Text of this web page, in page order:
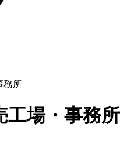
務所
工場・事務所